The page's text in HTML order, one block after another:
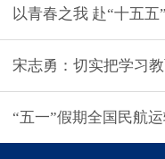
宋志勇：切实把学习
“五一”假期全国民航